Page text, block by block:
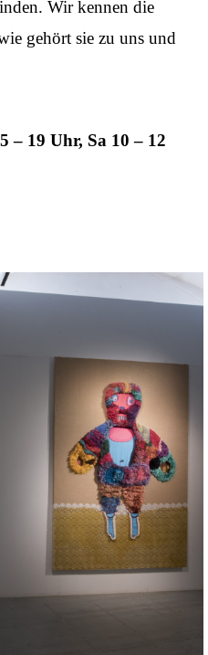
Wir kennen die
gehört sie zu uns und
– 19 Uhr, Sa 10 – 12